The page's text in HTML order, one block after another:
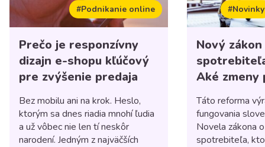
#Podnikanie online
Prečo je responzívny
dizajn e-shopu kľúčový
pre zvýšenie predaja
Bez mobilu ani na krok. Heslo,
ktorým sa dnes riadia mnohí ľudia
a už vôbec nie len tí neskôr
narodení. Jedným z najväčších
#Novinky
Nový
Aké zmeny
shopom?
Táto reforma
fungovania
Novela zákona
spotrebiteľa,